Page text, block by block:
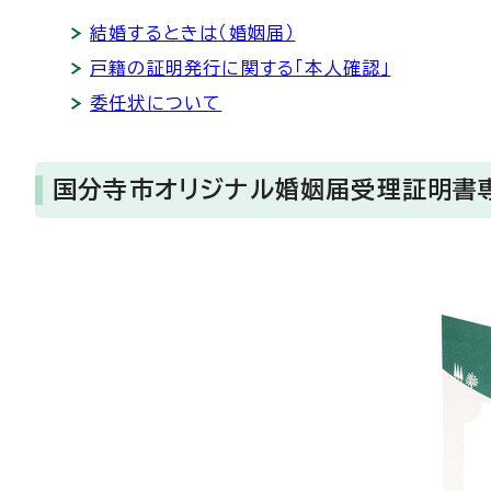
結婚するときは（婚姻届）
戸籍の証明発行に関する「本人確認」
委任状について
国分寺市オリジナル婚姻届受理証明書